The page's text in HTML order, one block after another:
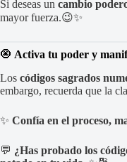
Si deseas un cambio
mayor fuerza.😉✨
🧿 Activa tu poder y
Los códigos sagrados
embargo, recuerda que la
✨ Confía en el proceso,
💬 ¿Has probado los